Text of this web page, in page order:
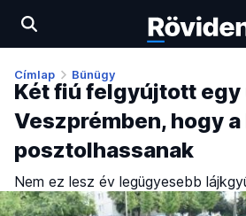
Címlap Bűnügy
Két fiú felgyújtott
Veszprémben, hogy
posztolhassanak
Nem ez lesz év legügyesebb